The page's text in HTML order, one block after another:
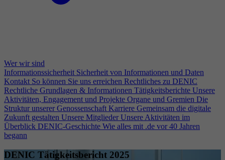
Wer wir sind
Informationssicherheit Sicherheit von Informationen und Daten
Kontakt So können Sie uns erreichen Rechtliches zu DENIC
Rechtliche Grundlagen & Informationen Tätigkeitsberichte Unsere
Aktivitäten, Engagement und Projekte Organe und Gremien Die
Struktur unserer Genossenschaft Karriere Gemeinsam die digitale
Zukunft gestalten Unsere Mitglieder Unsere Aktivitäten im
Überblick DENIC-Geschichte Wie alles mit .de vor 40 Jahren
begann
DENIC Tätigkeitsbericht 2025